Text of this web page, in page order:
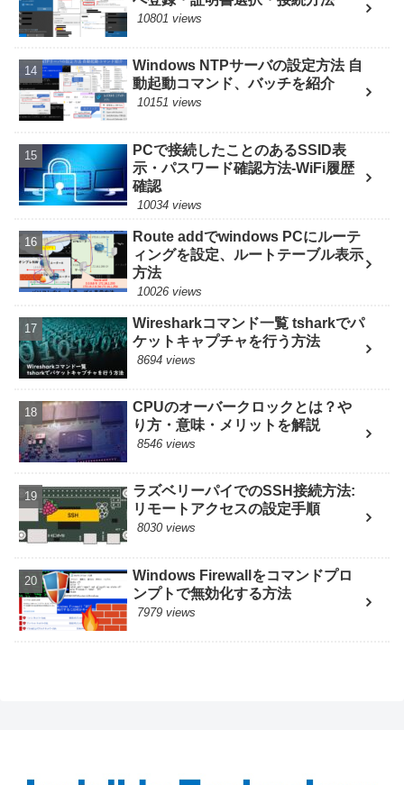
10801 views
Windows NTPサーバの設定方法 自
動起動コマンド、バッチを紹介
10151 views
PCで接続したことのあるSSID表
示・パスワード確認方法-WiFi履歴
確認
10034 views
Route addでwindows PCにルーテ
ィングを設定、ルートテーブル表示
方法
10026 views
Wiresharkコマンド一覧 tsharkでパ
ケットキャプチャを行う方法
8694 views
CPUのオーバークロックとは？や
り方・意味・メリットを解説
8546 views
ラズベリーパイでのSSH接続方法:
リモートアクセスの設定手順
8030 views
Windows Firewallをコマンドプロ
ンプトで無効化する方法
7979 views